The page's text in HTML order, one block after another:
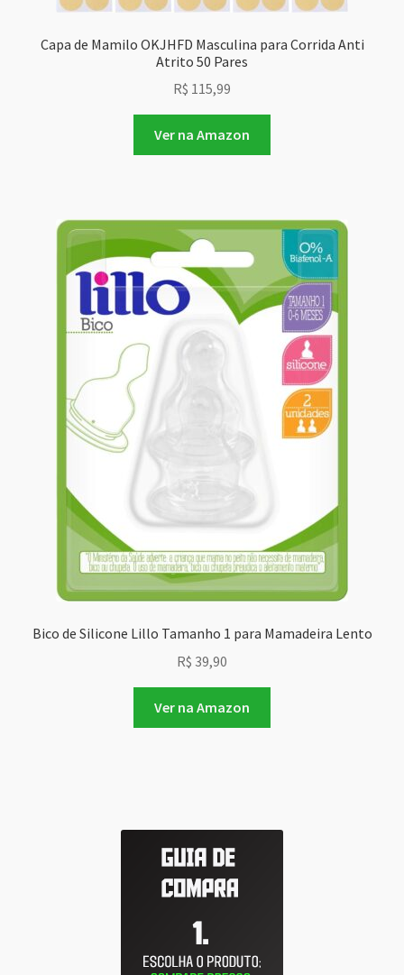
Capa de Mamilo OKJHFD Masculina para Corrida Anti
Atrito 50 Pares
R$ 115,99
Ver na Amazon
Bico de Silicone Lillo Tamanho 1 para Mamadeira Lento
R$ 39,90
Ver na Amazon